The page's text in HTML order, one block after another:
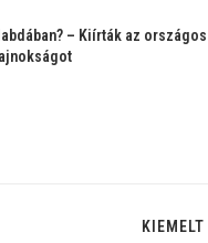
– Kiírták az országos